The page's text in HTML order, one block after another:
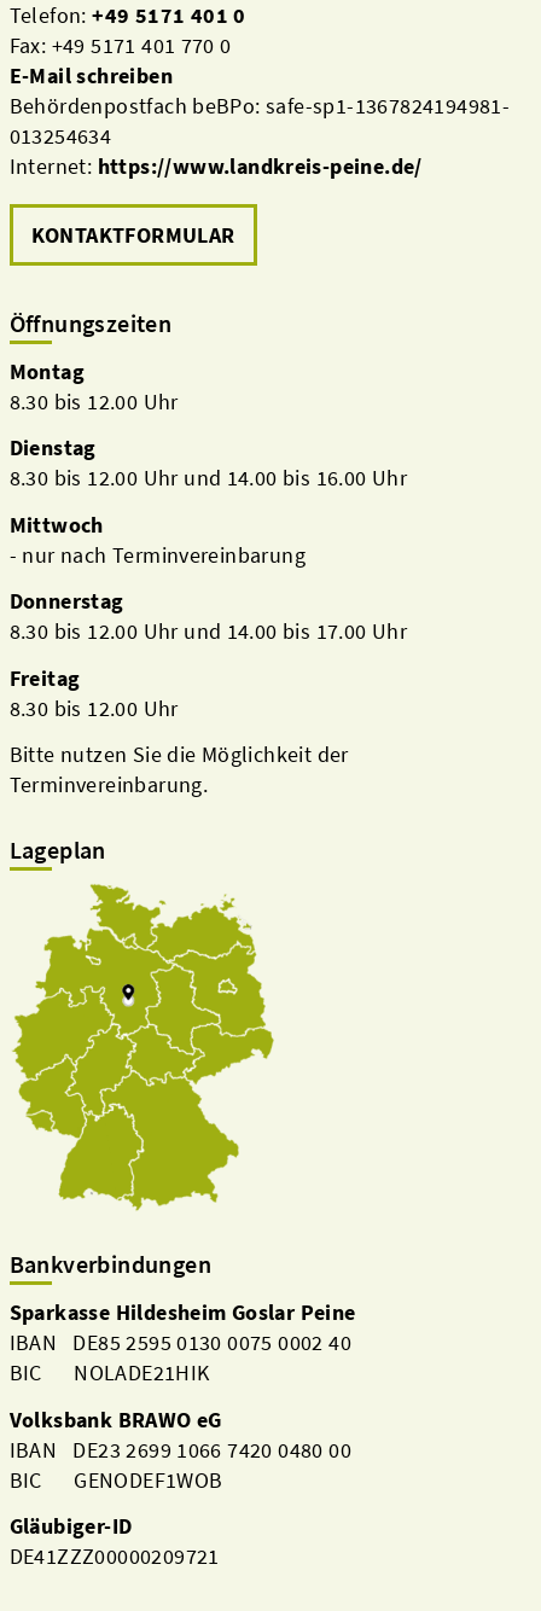
Telefon:+49 5171 401 0
Fax: +49 5171 401 770 0
E-Mail schreiben
Behördenpostfach beBPo: safe-sp1-1367824194981-
013254634
Internet: https://www.landkreis-peine.de/
KONTAKTFORMULAR
Öffnungszeiten
Montag
8.30 bis 12.00 Uhr
Dienstag
8.30 bis 12.00 Uhr und 14.00 bis 16.00 Uhr
Mittwoch
- nur nach Terminvereinbarung
Donnerstag
8.30 bis 12.00 Uhr und 14.00 bis 17.00 Uhr
Freitag
8.30 bis 12.00 Uhr
Bitte nutzen Sie die Möglichkeit der
Terminvereinbarung.
Lageplan
Bankverbindungen
Sparkasse Hildesheim Goslar Peine
IBAN DE85 2595 0130 0075 0002 40
BIC NOLADE21HIK
Volksbank BRAWO eG
IBAN DE23 2699 1066 7420 0480 00
BIC GENODEF1WOB
Gläubiger-ID
DE41ZZZ00000209721